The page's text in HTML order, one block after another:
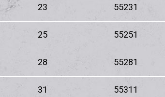
23 55231
25 55251
28 55281
31 55311